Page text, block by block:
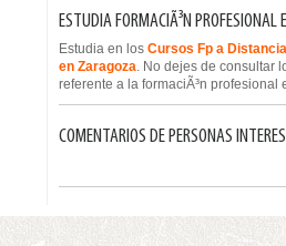
ESTUDIA FORMACIÃ³N PROFESIONAL
Estudia en los Cursos Fp a
en Zaragoza. No dejes de consultar
referente a la formaciÃ³n profesional
COMENTARIOS DE PERSONAS